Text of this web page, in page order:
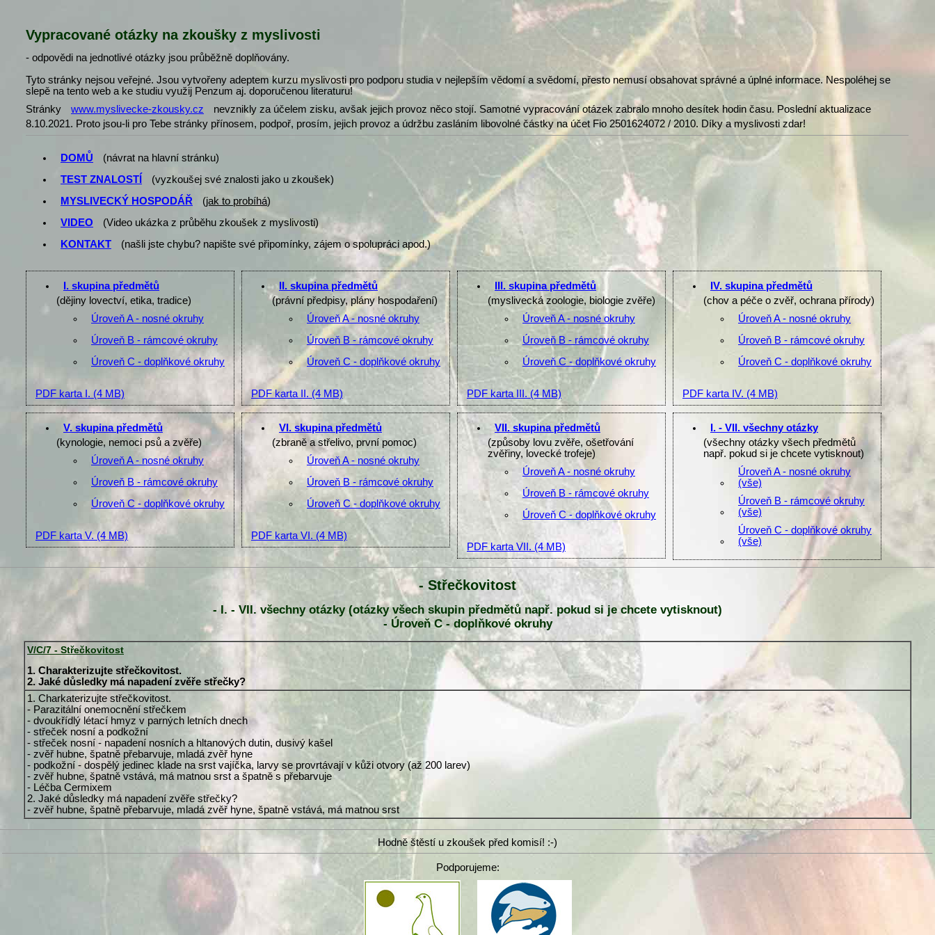
Vypracované otázky na zkoušky z myslivosti
- odpovědi na jednotlivé otázky jsou průběžně doplňovány.
Tyto stránky nejsou veřejné. Jsou vytvořeny adeptem kurzu myslivosti pro podporu studia v nejlepším vědomí a svědomí, přesto nemusí obsahovat správné a úplné informace. Nespoléhej se
slepě na tento web a ke studiu využij Penzum aj. doporučenou literaturu!
Stránky
www.myslivecke-zkousky.cz
nevznikly za účelem zisku, avšak jejich provoz něco stojí. Samotné vypracování otázek zabralo mnoho desítek hodin času. Poslední aktualizace
8.10.2021. Proto jsou-li pro Tebe stránky přínosem, podpoř, prosím, jejich provoz a údržbu zasláním libovolné částky na účet Fio 2501624072 / 2010. Díky a myslivosti zdar!
DOMŮ
(návrat na hlavní stránku)
TEST ZNALOSTÍ
(vyzkoušej své znalosti jako u zkoušek)
MYSLIVECKÝ HOSPODÁŘ
(jak to probíhá)
VIDEO
(Video ukázka z průběhu zkoušek z myslivosti)
KONTAKT
(našli jste chybu? napište své připomínky, zájem o spolupráci apod.)
I. skupina předmětů
(dějiny lovectví, etika, tradice)
Úroveň A - nosné okruhy
Úroveň B - rámcové okruhy
Úroveň C - doplňkové okruhy
PDF karta I. (4 MB)
II. skupina předmětů
(právní předpisy, plány hospodaření)
Úroveň A - nosné okruhy
Úroveň B - rámcové okruhy
Úroveň C - doplňkové okruhy
PDF karta II. (4 MB)
III. skupina předmětů
(myslivecká zoologie, biologie zvěře)
Úroveň A - nosné okruhy
Úroveň B - rámcové okruhy
Úroveň C - doplňkové okruhy
PDF karta III. (4 MB)
IV. skupina předmětů
(chov a péče o zvěř, ochrana přírody)
Úroveň A - nosné okruhy
Úroveň B - rámcové okruhy
Úroveň C - doplňkové okruhy
PDF karta IV. (4 MB)
V. skupina předmětů
(kynologie, nemoci psů a zvěře)
Úroveň A - nosné okruhy
Úroveň B - rámcové okruhy
Úroveň C - doplňkové okruhy
PDF karta V. (4 MB)
VI. skupina předmětů
(zbraně a střelivo, první pomoc)
Úroveň A - nosné okruhy
Úroveň B - rámcové okruhy
Úroveň C - doplňkové okruhy
PDF karta VI. (4 MB)
VII. skupina předmětů
(způsoby lovu zvěře, ošetřování
zvěřiny, lovecké trofeje)
Úroveň A - nosné okruhy
Úroveň B - rámcové okruhy
Úroveň C - doplňkové okruhy
PDF karta VII. (4 MB)
I. - VII. všechny otázky
(všechny otázky všech předmětů
např. pokud si je chcete vytisknout)
Úroveň A - nosné okruhy
(vše)
Úroveň B - rámcové okruhy
(vše)
Úroveň C - doplňkové okruhy
(vše)
- Střečkovitost
- I. - VII. všechny otázky (otázky všech skupin předmětů např. pokud si je chcete vytisknout)
- Úroveň C - doplňkové okruhy
V/C/7 - Střečkovitost
1. Charakterizujte střečkovitost.
2. Jaké důsledky má napadení zvěře střečky?
1. Charkaterizujte střečkovitost.
- Parazitální onemocnění střečkem
- dvoukřídlý létací hmyz v parných letních dnech
- střeček nosní a podkožní
- střeček nosní - napadení nosních a hltanových dutin, dusivý kašel
- zvěř hubne, špatně přebarvuje, mladá zvěř hyne
- podkožní - dospělý jedinec klade na srst vajíčka, larvy se provrtávají v kůži otvory (až 200 larev)
- zvěř hubne, špatně vstává, má matnou srst a špatně s přebarvuje
- Léčba Cermixem
2. Jaké důsledky má napadení zvěře střečky?
- zvěř hubne, špatně přebarvuje, mladá zvěř hyne, špatně vstává, má matnou srst
Hodně štěstí u zkoušek před komisí! :-)
Podporujeme: